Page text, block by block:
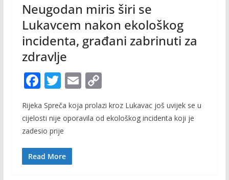
Neugodan miris širi se
Lukavcem nakon ekološkog
incidenta, građani zabrinuti za
zdravlje
F
e
b
o
o
T
w
itt
er
E
m
ai
C
o
p
Rijeka Spreča koja prolazi kroz Lukavac još uvijek se u
cijelosti nije oporavila od ekološkog incidenta koji je
zadesio prije
Read More